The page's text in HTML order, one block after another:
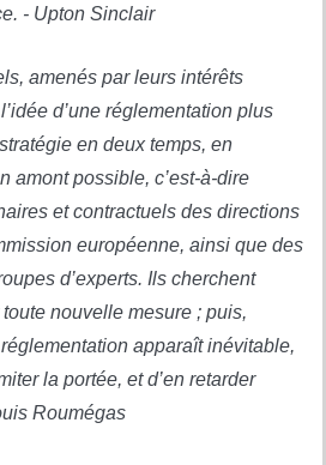
- Upton Sinclair
amenés par leurs intérêts
d’une réglementation plus
en deux temps, en
amont possible, c’est-à-dire
et contractuels des directions
européenne, ainsi que des
d’experts. Ils cherchent
nouvelle mesure ; puis,
apparaît inévitable,
la portée, et d’en retarder
Roumégas